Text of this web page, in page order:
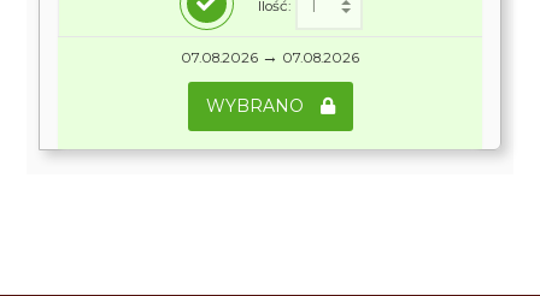
Ilość:
07.08.2026 → 07.08.2026
WYBRANO